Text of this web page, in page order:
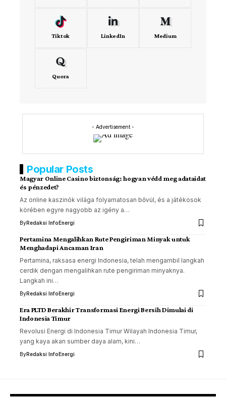
Tiktok LinkedIn Medium
Quora
- Advertisement -
Popular Posts
Magyar Online Casino biztonság: hogyan védd meg adataidat
és pénzedet?
Az online kaszinók világa folyamatosan bővül, és a játékosok
körében egyre nagyobb az igény a…
ByRedaksi InfoEnergi
Pertamina Mengalihkan Rute Pengiriman Minyak untuk
Menghadapi Ancaman Iran
Pertamina, raksasa energi Indonesia, telah mengambil langkah
cerdik dengan mengalihkan rute pengiriman minyaknya.
Langkah ini…
ByRedaksi InfoEnergi
Era PLTD Berakhir Transformasi Energi Bersih Dimulai di
Indonesia Timur
Revolusi Energi di Indonesia Timur Wilayah Indonesia Timur,
yang kaya akan sumber daya alam, kini…
ByRedaksi InfoEnergi